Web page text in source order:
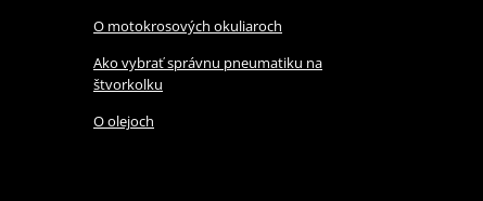
O motokrosových okuliaroch
Ako vybrať správnu pneumatiku na
štvorkolku
O olejoch